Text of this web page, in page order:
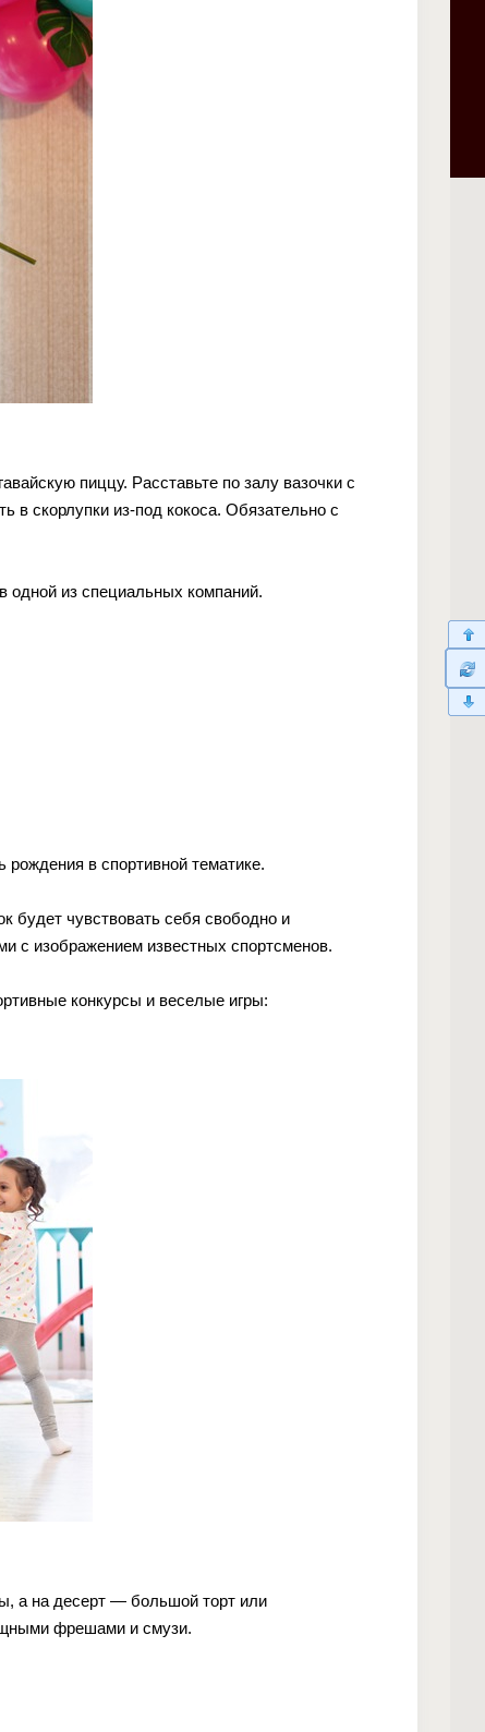
пиццу. Расставьте по залу вазочки с
в скорлупки из-под кокоса. Обязательно с
одной из специальных компаний.
в спортивной тематике.
чувствовать себя свободно и
с изображением известных спортсменов.
конкурсы и веселые игры:
а на десерт — большой торт или
фрешами и смузи.